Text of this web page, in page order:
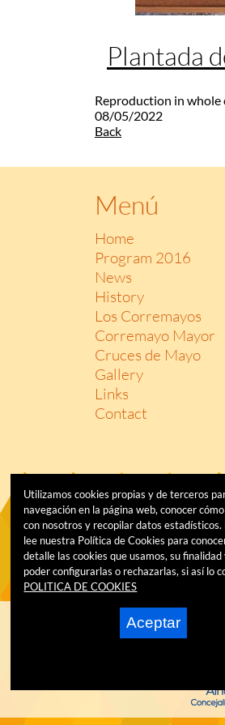
Plantada
Reproduction in
08/05/2022
Back
Menú
Home
Program 2016
News
History
Los Corremayos
Corremayo Mayor
Cruces de Mayo
Gallery
Links
Contact
Utilizamos cookies propias y de terceros
navegación en la página web, conocer
con nosotros y recopilar datos estadísticos.
lee nuestra Política de Cookies para
detalle las cookies que usamos, su finalidad
poder configurarlas o rechazarlas, si así lo
POLITICA DE COOKIES
Aceptar